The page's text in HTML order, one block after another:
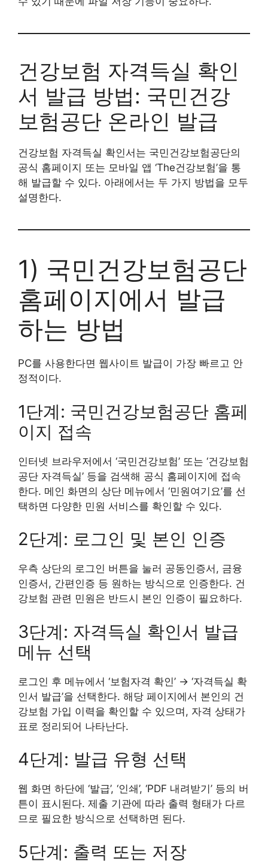
건강보험 자격득실 확인
서 발급 방법: 국민건강
보험공단 온라인 발급
건강보험 자격득실 확인서는 국민건강보험공단의
공식 홈페이지 또는 모바일 앱 ‘The건강보험’을 통
해 발급할 수 있다. 아래에서는 두 가지 방법을 모두
설명한다.
1) 국민건강보험공단
홈페이지에서 발급
하는 방법
PC를 사용한다면 웹사이트 발급이 가장 빠르고 안
정적이다.
1단계: 국민건강보험공단 홈페
이지 접속
인터넷 브라우저에서 ‘국민건강보험’ 또는 ‘건강보험
공단 자격득실’ 등을 검색해 공식 홈페이지에 접속
한다. 메인 화면의 상단 메뉴에서 ‘민원여기요’를 선
택하면 다양한 민원 서비스를 확인할 수 있다.
2단계: 로그인 및 본인 인증
우측 상단의 로그인 버튼을 눌러 공동인증서, 금융
인증서, 간편인증 등 원하는 방식으로 인증한다. 건
강보험 관련 민원은 반드시 본인 인증이 필요하다.
3단계: 자격득실 확인서 발급
메뉴 선택
로그인 후 메뉴에서 ‘보험자격 확인’ → ‘자격득실 확
인서 발급’을 선택한다. 해당 페이지에서 본인의 건
강보험 가입 이력을 확인할 수 있으며, 자격 상태가
표로 정리되어 나타난다.
4단계: 발급 유형 선택
웹 화면 하단에 ‘발급’, ‘인쇄’, ‘PDF 내려받기’ 등의 버
튼이 표시된다. 제출 기관에 따라 출력 형태가 다르
므로 필요한 방식으로 선택하면 된다.
5단계: 출력 또는 저장